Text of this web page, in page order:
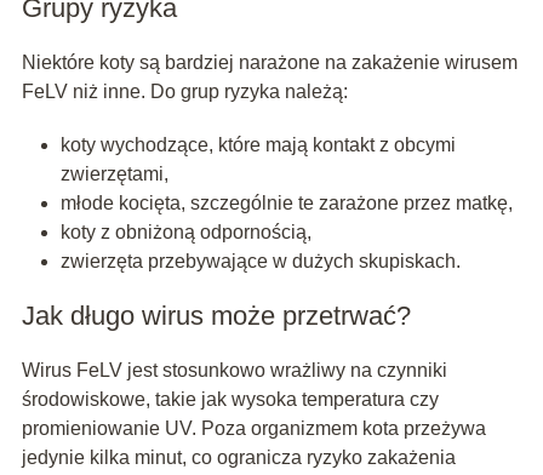
Grupy ryzyka
Niektóre koty są bardziej narażone na zakażenie wirusem
FeLV niż inne. Do grup ryzyka należą:
koty wychodzące, które mają kontakt z obcymi
zwierzętami,
młode kocięta, szczególnie te zarażone przez matkę,
koty z obniżoną odpornością,
zwierzęta przebywające w dużych skupiskach.
Jak długo wirus może przetrwać?
Wirus FeLV jest stosunkowo wrażliwy na czynniki
środowiskowe, takie jak wysoka temperatura czy
promieniowanie UV. Poza organizmem kota przeżywa
jedynie kilka minut, co ogranicza ryzyko zakażenia